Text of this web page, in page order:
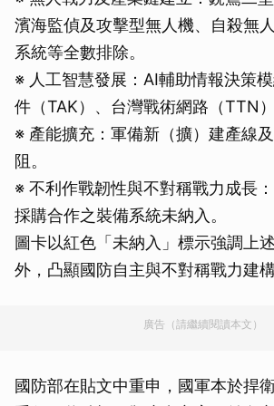
濱海監偵及攻擊型無人機、自殺無
系統等全數排除。
※ 人工智慧發展：AI輔助情報決策
件（TAK）、台灣戰術網路（TTN）
※ 產能擴充：軍備新（擴）建產線
阻。
※ 不利作戰韌性與不對稱戰力成長
採購合作之裝備系統未納入。
圖卡以紅色「未納入」標示強調上
外，凸顯國防自主與不對稱戰力建
廣告（請繼續閱讀本文）
國防部在貼文中重申，國軍本於捍